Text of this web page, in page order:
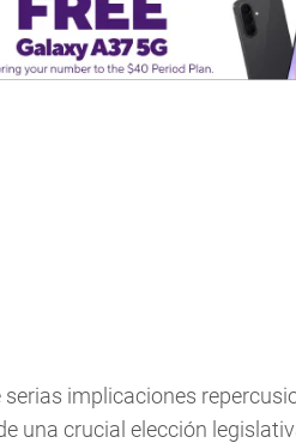
serias implicaciones
una crucial elección